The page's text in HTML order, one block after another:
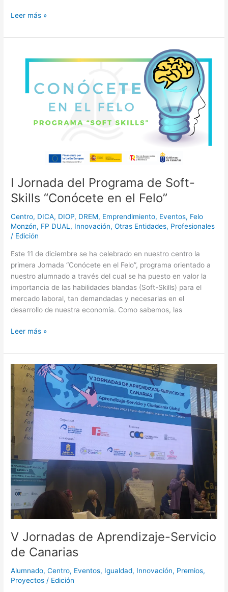
de
Canaria
conocer
mano
‘Igualdad,
Leer más »
I Jornada del Programa de Soft-
Skills “Conócete en el Felo”
Centro, DICA, DIOP, DREM, Emprendimiento, Eventos, Felo
Monzón, FP DUAL , Innovación,Otras Entidades, Profesionales
/ Edición
Este 11 de diciembre se ha celebrado en nuestro centro la
primera Jornada “Conócete en el Felo”, programa orientado a
nuestro alumnado a través del cual se ha puesto en valor la
importancia de las habilidades blandas (Soft-Skills) para el
mercado laboral, tan demandadas y necesarias en el
desarrollo de nuestra economía. Como sabemos, las
Jornada
Programa
Leer más »
V Jornadas de Aprendizaje-Servicio
de Canarias
Alumnado,Centro, Eventos, Igualdad, Innovación, Premios,
Proyectos / Edición
Jornadas
de
Aprendizaje-
Servicio
de
Canarias